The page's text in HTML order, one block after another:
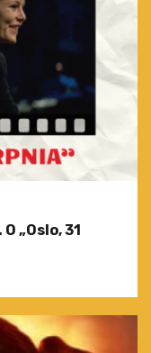
„Oslo, 31